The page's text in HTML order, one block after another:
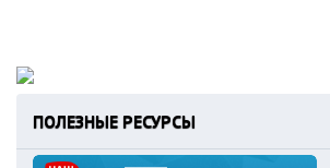
ПОЛЕЗНЫЕ РЕСУРСЫ